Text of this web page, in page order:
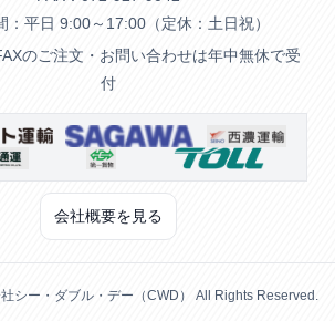
：平日 9:00～17:00（定休：土日祝）
のご注文・お問い合わせは年中無休で受
付
会社概要を見る
シー・ダブル・デー（CWD） All Rights Reserved.